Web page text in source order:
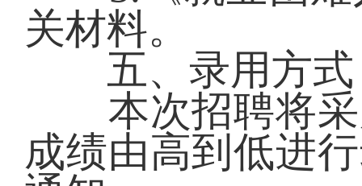
关材料。
五、录用方式
本次招聘将采
成绩由高到低进